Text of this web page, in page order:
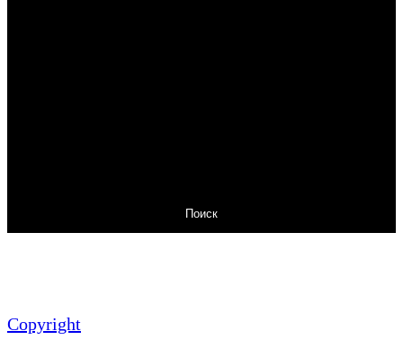
Поиск
Copyright